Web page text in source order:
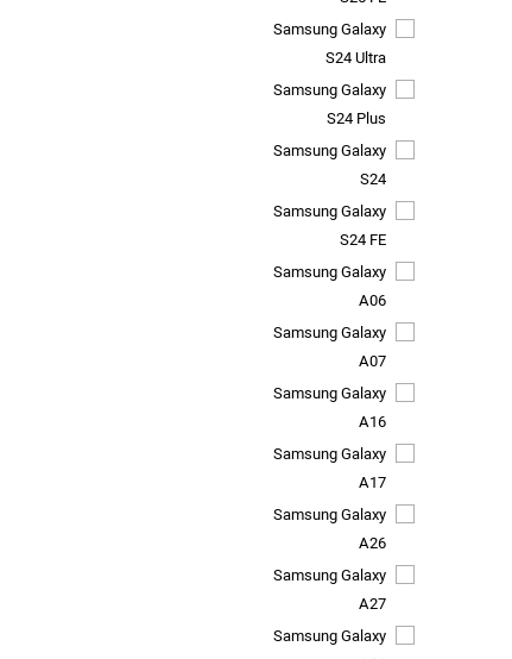
Samsung Galaxy
S24 Ultra
Samsung Galaxy
S24 Plus
Samsung Galaxy
S24
Samsung Galaxy
S24 FE
Samsung Galaxy
A06
Samsung Galaxy
A07
Samsung Galaxy
A16
Samsung Galaxy
A17
Samsung Galaxy
A26
Samsung Galaxy
A27
Samsung Galaxy